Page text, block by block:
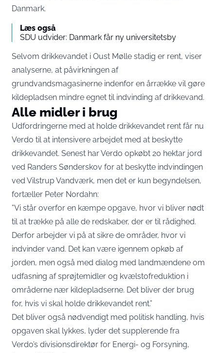
Danmark.
Læs også
SDU udvider: Danmark får ny universitetsby
Selvom drikkevandet i Oust Mølle stadig er rent, viser
analyserne, at påvirkningen af
grundvandsmagasinerne indenfor en årrække vil gøre
kildepladsen mindre egnet til indvinding af drikkevand.
Alle midler i brug
Udfordringerne med at holde drikkevandet rent får nu
Verdo til at intensivere arbejdet med at beskytte
drikkevandet. Senest har Verdo opkøbt 20 hektar jord
ved Randers Sønderskov for at beskytte indvindingen
ved Vilstrup Vandværk, men det er kun begyndelsen,
fortæller Peter Nordahn:
”Vi står overfor en kæmpe opgave, hvor vi bliver nødt
til at trække på alle de redskaber, der er til rådighed.
Derfor arbejder vi på at sikre de områder, hvor vi
indvinder vand. Det kan være igennem opkøb af
jorden, men også med dialog med landmændene om
udfasning af sprøjtemidler og kvælstofreduktion i
områderne nær kildepladserne. Det bliver der brug
for, hvis vi skal holde drikkevandet rent.”
Det bliver også nødvendigt med politisk handling, hvis
opgaven skal lykkes, lyder det supplerende fra
Verdo’s divisionsdirektør for Energi- og Forsyning,